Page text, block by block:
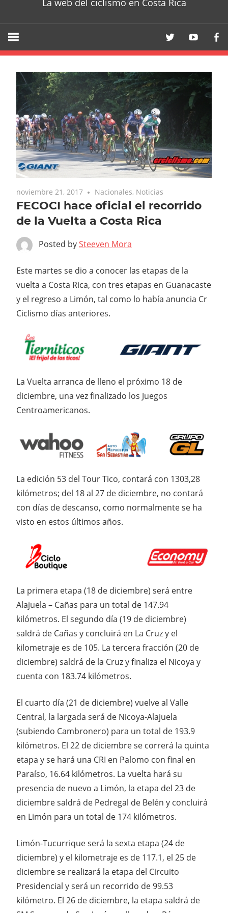
La web del ciclismo en Costa Rica
noviembre 21, 2017 Nacionales, Noticias
FECOCI hace oficial el recorrido
de la Vuelta a Costa Rica
Posted bySteeven Mora
Este martes se dio a conocer las etapas de la
vuelta a Costa Rica, con tres etapas en Guanacaste
y el regreso a Limón, tal como lo había anuncia Cr
Ciclismo días anteriores.
La Vuelta arranca de lleno el próximo 18 de
diciembre, una vez finalizado los Juegos
Centroamericanos.
La edición 53 del Tour Tico, contará con 1303,28
kilómetros; del 18 al 27 de diciembre, no contará
con días de descanso, como normalmente se ha
visto en estos últimos años.
La primera etapa (18 de diciembre) será entre
Alajuela – Cañas para un total de 147.94
kilómetros. El segundo día (19 de diciembre)
saldrá de Cañas y concluirá en La Cruz y el
kilometraje es de 105. La tercera fracción (20 de
diciembre) saldrá de la Cruz y finaliza el Nicoya y
cuenta con 183.74 kilómetros.
El cuarto día (21 de diciembre) vuelve al Valle
Central, la largada será de Nicoya-Alajuela
(subiendo Cambronero) para un total de 193.9
kilómetros. El 22 de diciembre se correrá la quinta
etapa y se hará una CRI en Palomo con final en
Paraíso, 16.64 kilómetros. La vuelta hará su
presencia de nuevo a Limón, la etapa del 23 de
diciembre saldrá de Pedregal de Belén y concluirá
en Limón para un total de 174 kilómetros.
Limón-Tucurrique será la sexta etapa (24 de
diciembre) y el kilometraje es de 117.1, el 25 de
diciembre se realizará la etapa del Circuito
Presidencial y será un recorrido de 99.53
kilómetro. El 26 de diciembre, la etapa saldrá de